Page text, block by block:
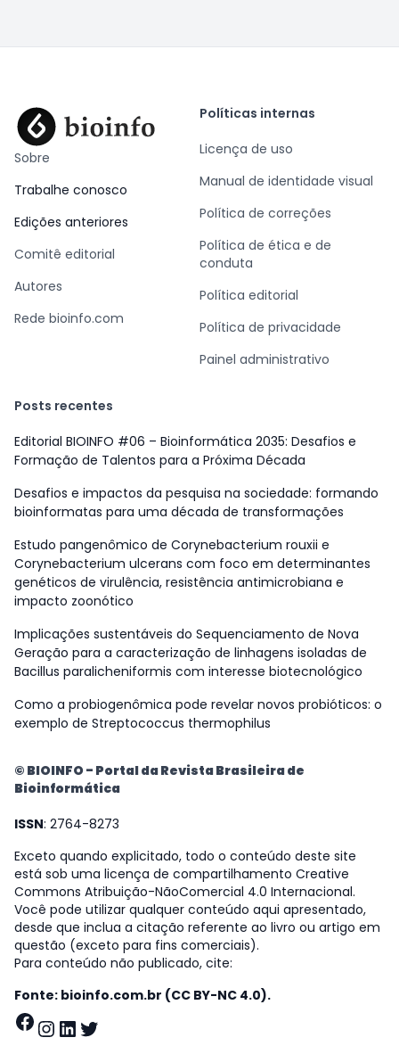
Sobre
Trabalhe conosco
Edições anteriores
Comitê editorial
Autores
Rede bioinfo.com
Políticas internas
Licença de uso
Manual de identidade visual
Política de correções
Política de ética e de
conduta
Política editorial
Política de privacidade
Painel administrativo
Posts recentes
Editorial BIOINFO #06 – Bioinformática 2035: Desafios e
Formação de Talentos para a Próxima Década
Desafios e impactos da pesquisa na sociedade: formando
bioinformatas para uma década de transformações
Estudo pangenômico de Corynebacterium rouxii e
Corynebacterium ulcerans com foco em determinantes
genéticos de virulência, resistência antimicrobiana e
impacto zoonótico
Implicações sustentáveis do Sequenciamento de Nova
Geração para a caracterização de linhagens isoladas de
Bacillus paralicheniformis com interesse biotecnológico
Como a probiogenômica pode revelar novos probióticos: o
exemplo de Streptococcus thermophilus
© BIOINFO - Portal da Revista Brasileira de
Bioinformática
ISSN: 2764-8273
Exceto quando explicitado, todo o conteúdo deste site
está sob uma licença de compartilhamento Creative
Commons Atribuição-NãoComercial 4.0 Internacional.
Você pode utilizar qualquer conteúdo aqui apresentado,
desde que inclua a citação referente ao livro ou artigo em
questão (exceto para fins comerciais).
Para conteúdo não publicado, cite:
Fonte: bioinfo.com.br (CC BY-NC 4.0).
Facebook
Instagram
LinkedIn
Twitter